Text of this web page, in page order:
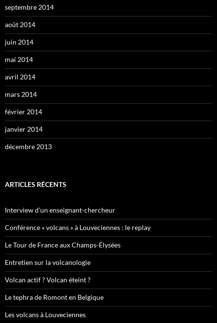
septembre 2014
août 2014
juin 2014
mai 2014
avril 2014
mars 2014
février 2014
janvier 2014
décembre 2013
ARTICLES RÉCENTS
Interview d’un enseignant-chercheur
Conférence « volcans » à Louveciennes : le replay
Le Tour de France aux Champs-Élysées
Entretien sur la volcanologie
Volcan actif ? Volcan éteint ?
Le tephra de Romont en Belgique
Les volcans à Louveciennes